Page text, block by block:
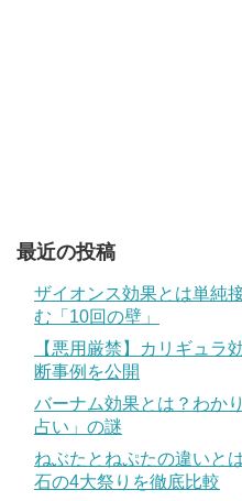
最近の投稿
ザイオンス効果とは単純
む「10回の壁」
【悪用厳禁】カリギュラ
断事例を公開
バーナム効果とは？わか
占い」の謎
ねぶたとねぷたの違いと
石の4大祭りを徹底比較